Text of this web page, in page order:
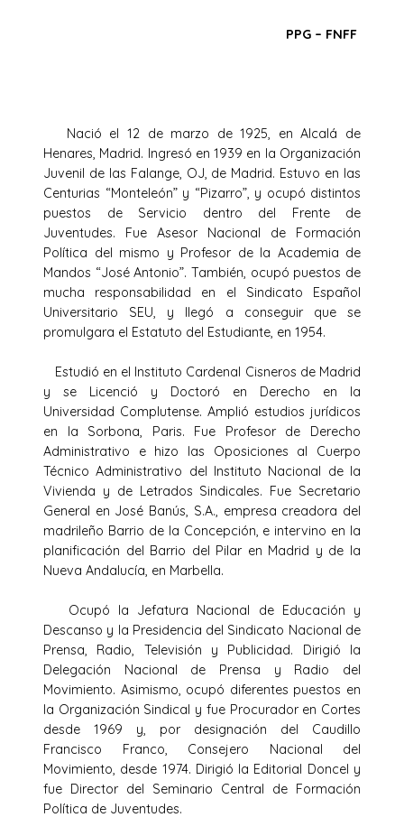
PPG – FNFF
Nació el 12 de marzo de 1925, en Alcalá de
Henares, Madrid. Ingresó en 1939 en la Organización
Juvenil de las Falange, OJ, de Madrid. Estuvo en las
Centurias “Monteleón” y “Pizarro”, y ocupó distintos
puestos de Servicio dentro del Frente de
Juventudes. Fue Asesor Nacional de Formación
Política del mismo y Profesor de la Academia de
Mandos “José Antonio”. También, ocupó puestos de
mucha responsabilidad en el Sindicato Español
Universitario SEU, y llegó a conseguir que se
promulgara el Estatuto del Estudiante, en 1954.
Estudió en el Instituto Cardenal Cisneros de Madrid
y se Licenció y Doctoró en Derecho en la
Universidad Complutense. Amplió estudios jurídicos
en la Sorbona, Paris. Fue Profesor de Derecho
Administrativo e hizo las Oposiciones al Cuerpo
Técnico Administrativo del Instituto Nacional de la
Vivienda y de Letrados Sindicales. Fue Secretario
General en José Banús, S.A., empresa creadora del
madrileño Barrio de la Concepción, e intervino en la
planificación del Barrio del Pilar en Madrid y de la
Nueva Andalucía, en Marbella.
Ocupó la Jefatura Nacional de Educación y
Descanso y la Presidencia del Sindicato Nacional de
Prensa, Radio, Televisión y Publicidad. Dirigió la
Delegación Nacional de Prensa y Radio del
Movimiento. Asimismo, ocupó diferentes puestos en
la Organización Sindical y fue Procurador en Cortes
desde 1969 y, por designación del Caudillo
Francisco Franco, Consejero Nacional del
Movimiento, desde 1974. Dirigió la Editorial Doncel y
fue Director del Seminario Central de Formación
Política de Juventudes.